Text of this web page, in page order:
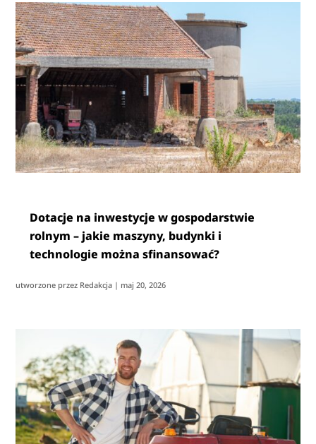
Dotacje na inwestycje w gospodarstwie
rolnym – jakie maszyny, budynki i
technologie można sfinansować?
utworzone przez Redakcja | maj 20, 2026